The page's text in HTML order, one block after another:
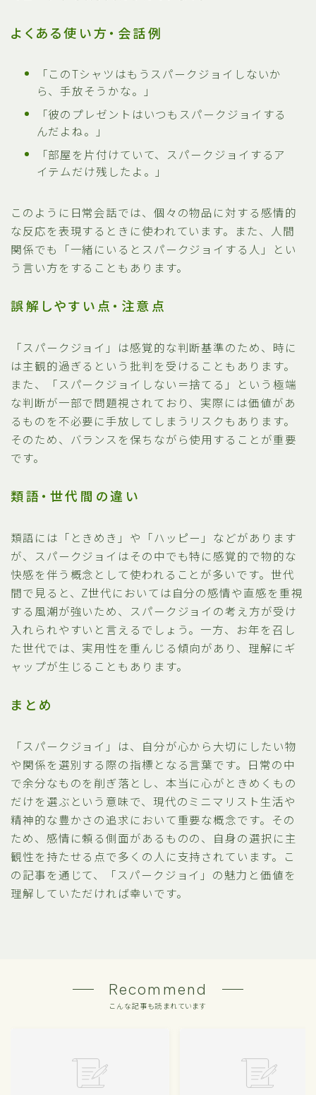
よくある使い方・会話例
「このTシャツはもうスパークジョイしないか
ら、手放そうかな。」
「彼のプレゼントはいつもスパークジョイする
んだよね。」
「部屋を片付けていて、スパークジョイするア
イテムだけ残したよ。」
このように日常会話では、個々の物品に対する感情的
な反応を表現するときに使われています。また、人間
関係でも「一緒にいるとスパークジョイする人」とい
う言い方をすることもあります。
誤解しやすい点・注意点
「スパークジョイ」は感覚的な判断基準のため、時に
は主観的過ぎるという批判を受けることもあります。
また、「スパークジョイしない＝捨てる」という極端
な判断が一部で問題視されており、実際には価値があ
るものを不必要に手放してしまうリスクもあります。
そのため、バランスを保ちながら使用することが重要
です。
類語・世代間の違い
類語には「ときめき」や「ハッピー」などがあります
が、スパークジョイはその中でも特に感覚的で物的な
快感を伴う概念として使われることが多いです。世代
間で見ると、Z世代においては自分の感情や直感を重視
する風潮が強いため、スパークジョイの考え方が受け
入れられやすいと言えるでしょう。一方、お年を召し
た世代では、実用性を重んじる傾向があり、理解にギ
ャップが生じることもあります。
まとめ
「スパークジョイ」は、自分が心から大切にしたい物
や関係を選別する際の指標となる言葉です。日常の中
で余分なものを削ぎ落とし、本当に心がときめくもの
だけを選ぶという意味で、現代のミニマリスト生活や
精神的な豊かさの追求において重要な概念です。その
ため、感情に頼る側面があるものの、自身の選択に主
観性を持たせる点で多くの人に支持されています。こ
の記事を通じて、「スパークジョイ」の魅力と価値を
理解していただければ幸いです。
Recommend
こんな記事も読まれています